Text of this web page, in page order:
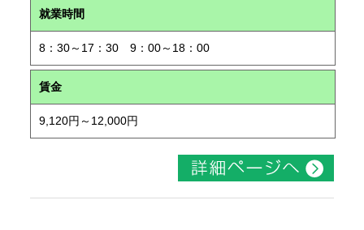
就業時間
8：30～17：30 9：00～18：00
賃金
9,120円～12,000円